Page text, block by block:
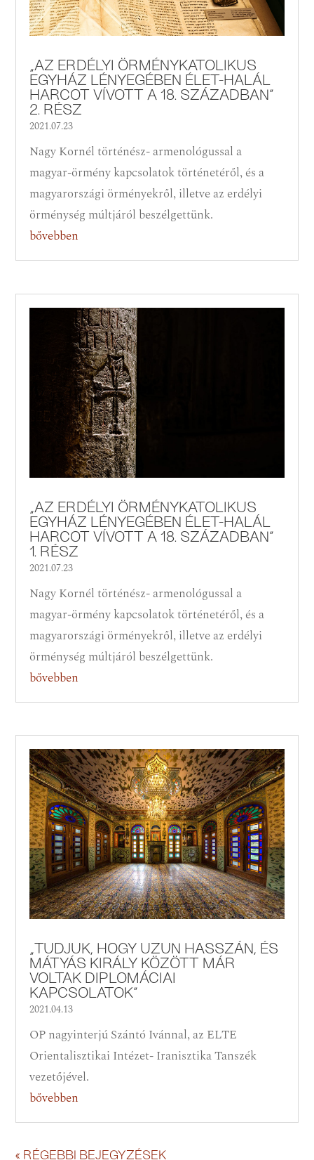
„AZ ERDÉLYI ÖRMÉNYKATOLIKUS
EGYHÁZ LÉNYEGÉBEN ÉLET-HALÁL
HARCOT VÍVOTT A 18. SZÁZADBAN”
2. RÉSZ
2021.07.23
Nagy Kornél történész- armenológussal a
magyar-örmény kapcsolatok történetéről, és a
magyarországi örményekről, illetve az erdélyi
örménység múltjáról beszélgettünk.
bővebben
„AZ ERDÉLYI ÖRMÉNYKATOLIKUS
EGYHÁZ LÉNYEGÉBEN ÉLET-HALÁL
HARCOT VÍVOTT A 18. SZÁZADBAN”
1. RÉSZ
2021.07.23
Nagy Kornél történész- armenológussal a
magyar-örmény kapcsolatok történetéről, és a
magyarországi örményekről, illetve az erdélyi
örménység múltjáról beszélgettünk.
bővebben
„TUDJUK, HOGY UZUN HASSZÁN, ÉS
MÁTYÁS KIRÁLY KÖZÖTT MÁR
VOLTAK DIPLOMÁCIAI
KAPCSOLATOK”
2021.04.13
OP nagyinterjú Szántó Ivánnal, az ELTE
Orientalisztikai Intézet- Iranisztika Tanszék
vezetőjével.
bővebben
« RÉGEBBI BEJEGYZÉSEK